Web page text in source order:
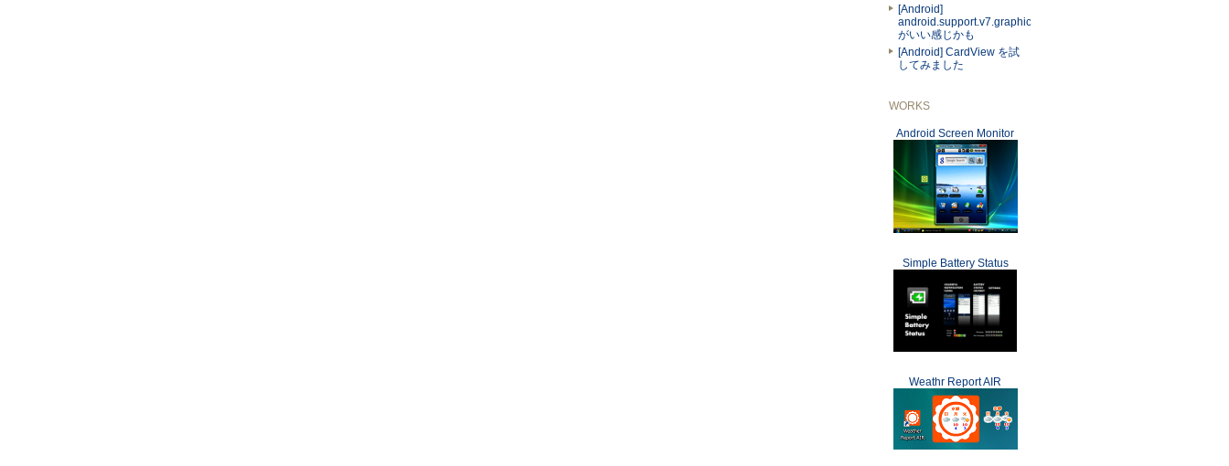
[Android]
android.support.v7.graphics.Palette
がいい感じかも
[Android] CardView を試
してみました
WORKS
Android Screen Monitor
Simple Battery Status
Weathr Report AIR